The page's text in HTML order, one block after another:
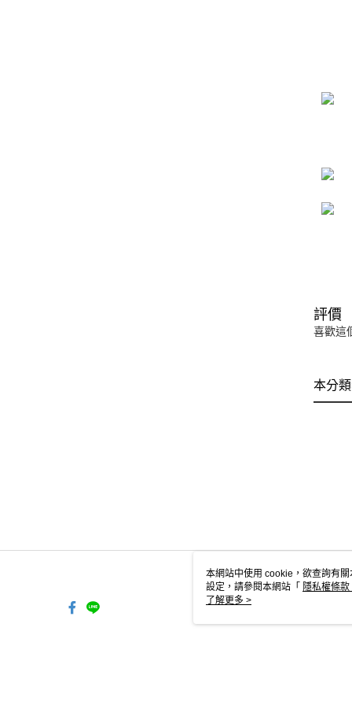
評價
喜歡這
本分
本網站中使用 cookie，欲查詢有
設定，請參閱本網站「 隱私權條款
使用 cookie。
了解更多 >